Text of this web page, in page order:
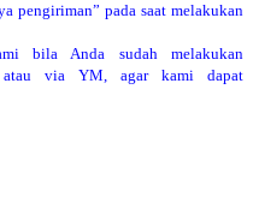
pengiriman” pada saat melakukan
bila Anda sudah melakukan
atau via YM, agar kami dapat